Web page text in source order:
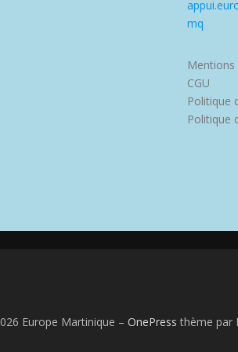
mq
Mentions
CGU
Politique
Politique
Europe Martinique – OnePress thème par